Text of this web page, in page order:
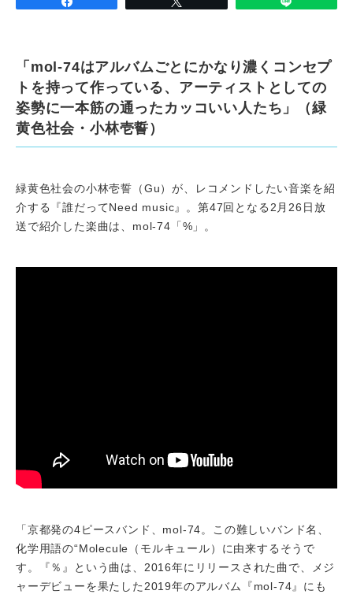
「mol-74はアルバムごとにかなり濃くコンセプ
トを持って作っている、アーティストとしての
姿勢に一本筋の通ったカッコいい人たち」（緑
黄色社会・小林壱誓）
緑黄色社会の小林壱誓（Gu）が、レコメンドしたい音楽を紹
介する『誰だってNeed music』。第47回となる2月26日放
送で紹介した楽曲は、mol-74「%」。
「京都発の4ピースバンド、mol-74。この難しいバンド名、
化学用語の“Molecule（モルキュール）に由来するそうで
す。『％』という曲は、2016年にリリースされた曲で、メジ
ャーデビューを果たした2019年のアルバム『mol-74』にも